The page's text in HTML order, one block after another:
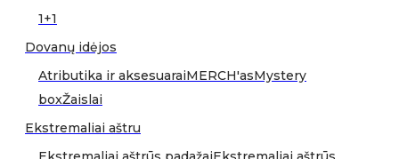
1+1
Dovanų idėjos
Atributika ir aksesuaraiMERCH'asMystery
boxŽaislai
Ekstremaliai aštru